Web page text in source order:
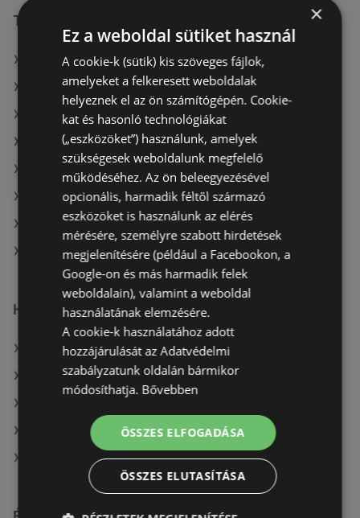
További linkek
A(z) eMAG ajánlatai
A(z) BestByte ajánlatai
A(z) Expert Electro ajánlatai
A(z) Media Markt aktuális akciós újságjai
A(z) Expert Electro aktuális akciós újságjai
A(z) BestByte aktuális akciós újságjai
A(z) Office Depot aktuális akciós újságjai
A(z) Alza.hu aktuális akciós újságjai
Hasonló kiskereskedők
A(z) BestByte ajánlatai
A(z) Euronics ajánlatai
A(z) Office Depot ajánlatai
A(z) Expert Electro ajánlatai
×
Ez a weboldal sütiket használ
A cookie-k (sütik) kis szöveges fájlok,
amelyeket a felkeresett weboldalak
helyeznek el az ön számítógépén. Cookie-
kat és hasonló technológiákat
(„eszközöket”) használunk, amelyek
szükségesek weboldalunk megfelelő
működéséhez. Az ön beleegyezésével
opcionális, harmadik féltől származó
eszközöket is használunk az elérés
mérésére, személyre szabott hirdetések
megjelenítésére (például a Facebookon, a
Google-on és más harmadik felek
weboldalain), valamint a weboldal
használatának elemzésére.
A cookie-k használatához adott
hozzájárulását az Adatvédelmi
szabályzatunk oldalán bármikor
módosíthatja. Bővebben
ÖSSZES ELFOGADÁSA
ÖSSZES ELUTASÍTÁSA